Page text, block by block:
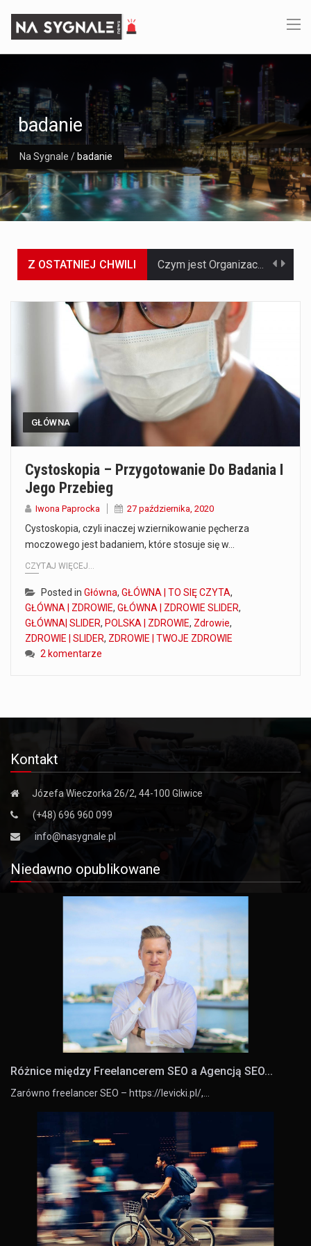
Na Sygnale / badanie
badanie
Z OSTATNIEJ CHWILI Czym jest Organizacja Traktatu Północnoatlantyckiego? Organizacja Traktatu Północnoatlantyckiego, powszechnie znana jako NATO, to międzynarodowy sojusz polityczno-wojskowy, który powstał 4 kwietnia 1949 roku. Został założony przez…
GŁÓWNA
Cystoskopia – Przygotowanie Do Badania I
Jego Przebieg
Iwona Paprocka 27 października, 2020
Cystoskopia, czyli inaczej wziernikowanie pęcherza
moczowego jest badaniem, które stosuje się w…
CZYTAJ WIĘCEJ...
Posted in Główna, GŁÓWNA | TO SIĘ CZYTA,
GŁÓWNA | ZDROWIE, GŁÓWNA | ZDROWIE SLIDER,
GŁÓWNA| SLIDER, POLSKA | ZDROWIE, Zdrowie,
ZDROWIE | SLIDER, ZDROWIE | TWOJE ZDROWIE
2 komentarze
Kontakt
Józefa Wieczorka 26/2, 44-100 Gliwice
(+48) 696 960 099
info@nasygnale.pl
Niedawno opublikowane
Różnice między Freelancerem SEO a Agencją SEO...
Zarówno freelancer SEO – https://levicki.pl/,…